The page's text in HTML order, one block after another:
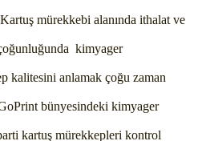
mürekkebi alanında ithalat ve
kimyager
kalitesini anlamak çoğu zaman
bünyesindeki kimyager
kartuş mürekkepleri kontrol